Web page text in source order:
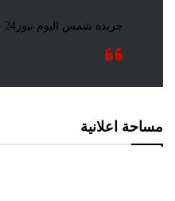
مساحة اعلانية